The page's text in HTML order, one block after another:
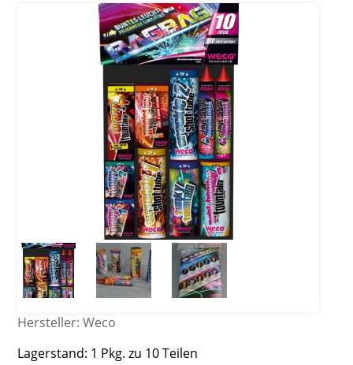
Hersteller:Weco
Lagerstand: 1 Pkg. zu 10 Teilen